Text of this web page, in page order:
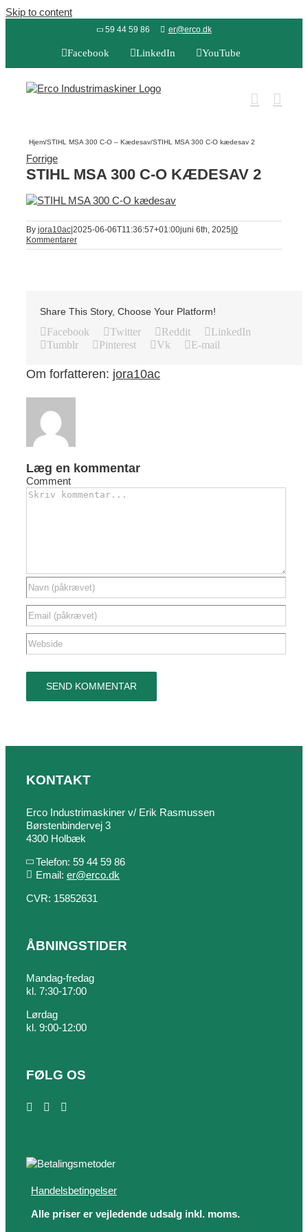
Skip to content
59 44 59 86 er@erco.dk
Facebook LinkedIn YouTube
Hjem/STIHL MSA 300 C-O – Kædesav/STIHL MSA 300 C-O kædesav 2
Forrige
STIHL MSA 300 C-O KÆDESAV 2
By jora10ac 2025-06-06T11:36:57+01:00juni 6th, 2025 0
Kommentarer
Share This Story, Choose Your Platform!
Facebook Twitter Reddit
LinkedIn
Tumblr
Pinterest Vk E-mail
Om forfatteren: jora10ac
Læg en kommentar
Comment
KONTAKT
Erco Industrimaskiner v/ Erik Rasmussen
Børstenbindervej 3
4300 Holbæk
Telefon: 59 44 59 86
Email: er@erco.dk
CVR: 15852631
ÅBNINGSTIDER
Mandag-fredag
kl. 7:30-17:00
Lørdag
kl. 9:00-12:00
FØLG OS
Handelsbetingelser
Alle priser er vejledende udsalg inkl. moms.